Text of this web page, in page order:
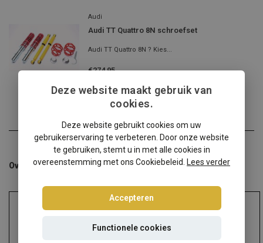
Audi
Audi TT Quattro 8N schroefset
Audi TT Quattro 8N ? Kies...
€274,95
Overige categorieën in Schroefsets
Deze website maakt gebruik van
cookies.
Deze website gebruikt cookies om uw
gebruikerservaring te verbeteren. Door onze website
te gebruiken, stemt u in met alle cookies in
overeenstemming met ons Cookiebeleid.
Lees verder
Accepteren
Functionele cookies